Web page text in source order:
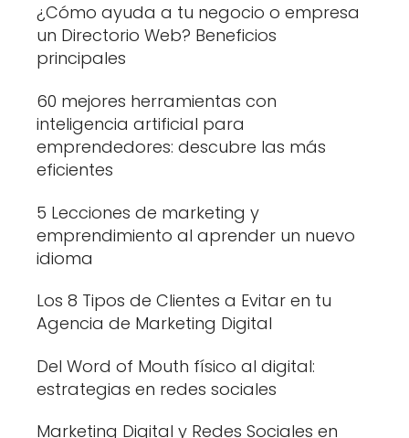
¿Cómo ayuda a tu negocio o empresa
un Directorio Web? Beneficios
principales
60 mejores herramientas con
inteligencia artificial para
emprendedores: descubre las más
eficientes
5 Lecciones de marketing y
emprendimiento al aprender un nuevo
idioma
Los 8 Tipos de Clientes a Evitar en tu
Agencia de Marketing Digital
Del Word of Mouth físico al digital:
estrategias en redes sociales
Marketing Digital y Redes Sociales en